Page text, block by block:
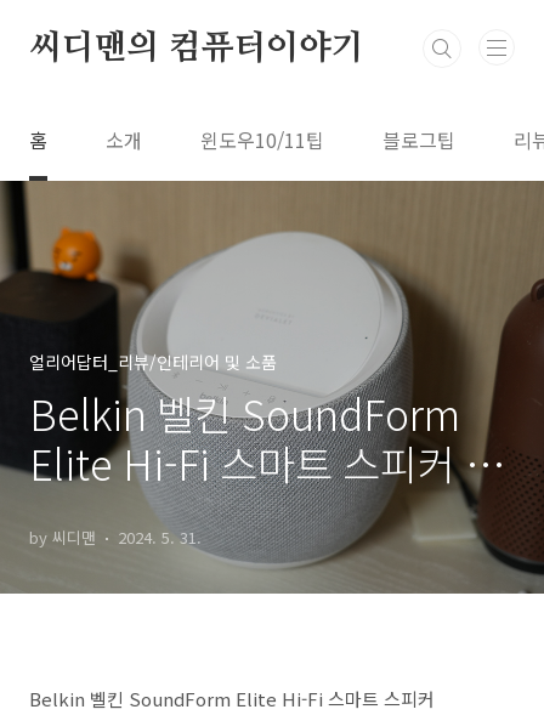
씨디맨의 컴퓨터이야기
홈 소개 윈도우10/11팁 블로그팁 리
얼리어답터_리뷰/인테리어 및 소품
Belkin 벨킨 SoundForm
Elite Hi-Fi 스마트 스피커 사
by 씨디맨 2024. 5. 31.
Belkin 벨킨 SoundForm Elite Hi-Fi 스마트 스피커